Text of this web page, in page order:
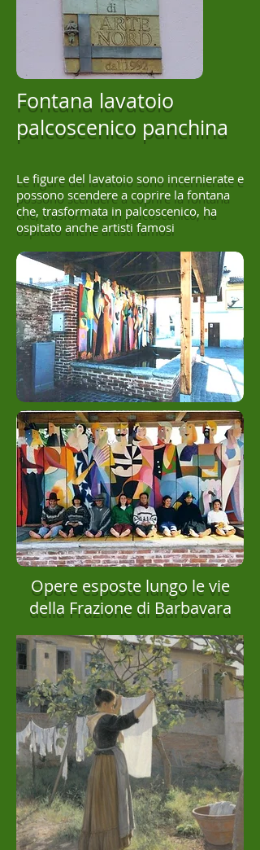
Fontana lavatoio
palcoscenico panchina
Le figure del lavatoio sono incernierate e
possono scendere a coprire la fontana
che, trasformata in palcoscenico, ha
ospitato anche artisti famosi
Opere esposte lungo le vie
della Frazione di Barbavara